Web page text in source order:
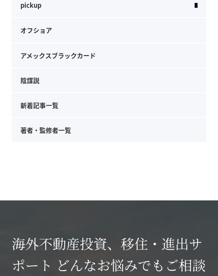
pickup
オフショア
アメックスブラックカード
陰謀説
新着記事一覧
著者・監修者一覧
海外不動産投資、移住・進出サ
ポート どんなお悩みでもご相談